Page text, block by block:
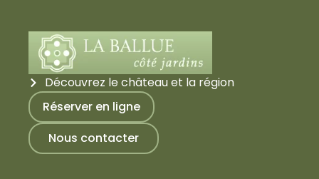
Découvrez le château et la région
Réserver en ligne
Nous contacter